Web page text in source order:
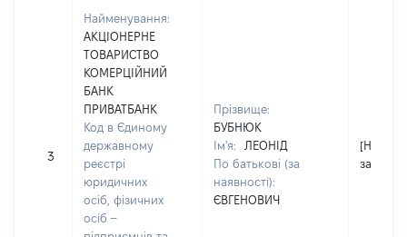
3
Найменування:
АКЦІОНЕРНЕ
ТОВАРИСТВО
КОМЕРЦІЙНИЙ
БАНК
ПРИВАТБАНК
Код в Єдиному
державному
реєстрі
юридичних
осіб, фізичних
осіб –
Прізвище:
БУБНЮК
Ім'я:
ЛЕОНІД
По батькові (за
наявності):
ЄВГЕНОВИЧ
[Не